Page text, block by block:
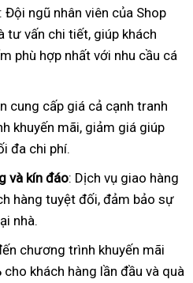
: Đội ngũ nhân viên của Shop
tư vấn chi tiết, giúp khách
phù hợp nhất với nhu cầu cá
cung cấp giá cả cạnh tranh
khuyến mãi, giảm giá giúp
đa chi phí.
và kín đáo: Dịch vụ giao hàng
hàng tuyệt đối, đảm bảo sự
nhà.
chương trình khuyến mãi
cho khách hàng lần đầu và quà